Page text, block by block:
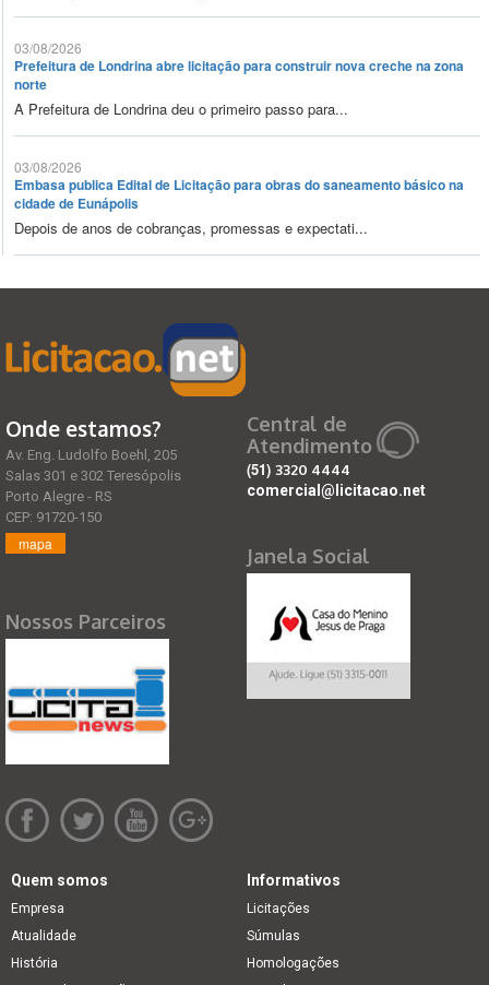
03/08/2026
Prefeitura de Londrina abre licitação para construir nova creche na zona
norte
A Prefeitura de Londrina deu o primeiro passo para...
03/08/2026
Embasa publica Edital de Licitação para obras do saneamento básico na
cidade de Eunápolis
Depois de anos de cobranças, promessas e expectati...
Onde estamos?
Av. Eng. Ludolfo Boehl, 205
Salas 301 e 302 Teresópolis
Porto Alegre - RS
CEP: 91720-150
mapa
Nossos Parceiros
Central de
Atendimento
(51) 3320 4444
comercial@licitacao.net
Janela Social
Quem somos
Empresa
Atualidade
História
Informativos
Licitações
Súmulas
Homologações